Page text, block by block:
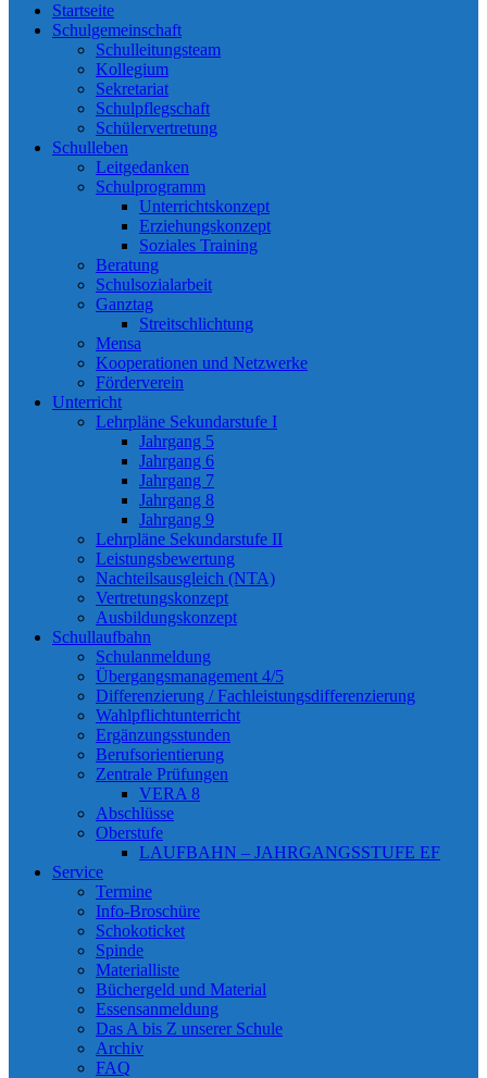
Startseite
Schulgemeinschaft
Schulleitungsteam
Kollegium
Sekretariat
Schulpflegschaft
Schülervertretung
Schulleben
Leitgedanken
Schulprogramm
Unterrichtskonzept
Erziehungskonzept
Soziales Training
Beratung
Schulsozialarbeit
Ganztag
Streitschlichtung
Mensa
Kooperationen und Netzwerke
Förderverein
Unterricht
Lehrpläne Sekundarstufe I
Jahrgang 5
Jahrgang 6
Jahrgang 7
Jahrgang 8
Jahrgang 9
Lehrpläne Sekundarstufe II
Leistungsbewertung
Nachteilsausgleich (NTA)
Vertretungskonzept
Ausbildungskonzept
Schullaufbahn
Schulanmeldung
Übergangsmanagement 4/5
Differenzierung / Fachleistungsdifferenzierung
Wahlpflichtunterricht
Ergänzungsstunden
Berufsorientierung
Zentrale Prüfungen
VERA 8
Abschlüsse
Oberstufe
LAUFBAHN – JAHRGANGSSTUFE EF
Service
Termine
Info-Broschüre
Schokoticket
Spinde
Materialliste
Büchergeld und Material
Essensanmeldung
Das A bis Z unserer Schule
Archiv
FAQ